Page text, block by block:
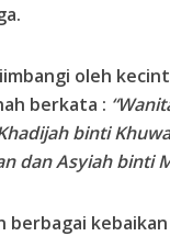
oleh
berkata :
binti
dan Asyiah binti
berbagai